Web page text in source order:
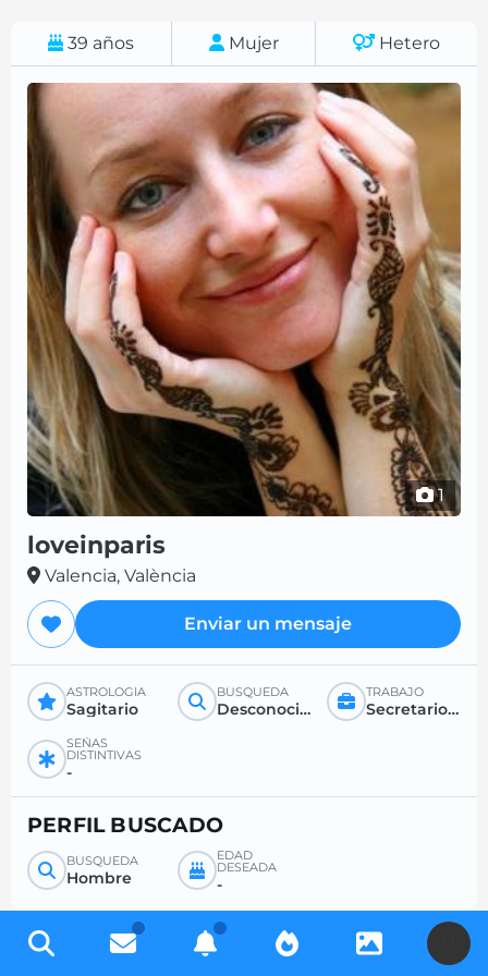
39 años Mujer Hetero
1
loveinparis
Valencia, València
Enviar un mensaje
ASTROLOGÍA
Sagitario
BÚSQUEDA
Desconocido
TRABAJO
Secretario/a / funcionario/a / maestro/a
SEÑAS
DISTINTIVAS
-
PERFIL BUSCADO
BÚSQUEDA
Hombre
EDAD
DESEADA
-
Regístrese gratis para acceder a miles de perfiles y